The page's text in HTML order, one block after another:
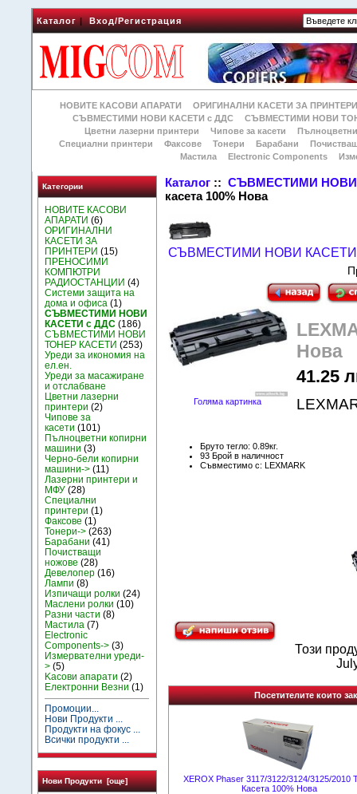
Каталог|Вход/Регистрация
НОВИТЕ КАСОВИ АПАРАТИ
ОРИГИНАЛНИ КАСЕТИ ЗА
СЪВМЕСТИМИ НОВИ КАСЕТИ с ДДС
СЪВМЕСТИМИ НОВИ
Цветни лазерни принтери
Чипове за касети
Специални принтери
Факсове Тонери Барабани
Мастила
Electronic Components
Категории
НОВИТЕ КАСОВИ
АПАРАТИ (6)
ОРИГИНАЛНИ
КАСЕТИ ЗА
ПРИНТЕРИ (15)
ПРЕНОСИМИ
КОМПЮТРИ
РАДИОСТАНЦИИ (4)
Системи защита на
дома и офиса (1)
СЪВМЕСТИМИ НОВИ
КАСЕТИ с ДДС (186)
СЪВМЕСТИМИ НОВИ
ТОНЕР КАСЕТИ (253)
Уреди за икономия на
ел.ен.
Уреди за масажиране
и отслабване
Цветни лазерни
принтери (2)
Чипове за
касети (101)
Пълноцветни копирни
машини (3)
Черно-бели копирни
машини-> (11)
Лазерни принтери и
МФУ (28)
Специални
принтери (1)
Факсове (1)
Тонери-> (263)
Барабани (41)
Почистващи
ножове (28)
Девелопер (16)
Лампи (8)
Изпичащи ролки (24)
Маслени ролки (10)
Разни части (8)
Мастила (7)
Electronic
Components-> (3)
Измервателни уреди-
> (5)
Kасови апарати (2)
Електронни Везни (1)
Промоции...
Нови Продукти ...
Продукти на фокус ...
Всички продукти ...
Нови Продукти [още]
Каталог ::СЪВМЕСТИМИ НОВИ
касета 100% Нова
СЪВМЕСТИМИ НОВИ КАСЕТИ
Голяма картинка
Нова
41.25
Бруто тегло: 0.89кг.
93 Брой в наличност
Съвместимо с: LEXMARK
Този
Посетителите които
XEROX Phaser 3117/3122/3124/3125/2010
Касета 100% Нова